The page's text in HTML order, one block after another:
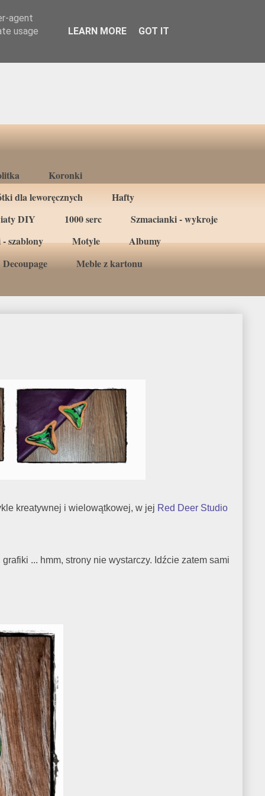
Koronki
dla leworęcznych
Hafty
DIY
1000 serc
Szmacianki - wykroje
szablony
Motyle
Albumy
Decoupage
Meble z kartonu
kreatywnej i wielowątkowej, w jej Red Deer Studio
... hmm, strony nie wystarczy. Idźcie zatem sami
agent
usage
LEARN MORE GOT IT